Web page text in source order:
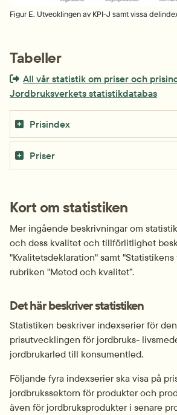
Figur E. Utvecklingen av KPI-J samt vissa
Tabeller
Extern länk som öppnas i nytt
All vår statistik om priser och
Jordbruksverkets statistikdatabas
Prisindex
Priser
Kort om statistiken
Mer ingående beskrivningar om
och dess kvalitet och tillförlitlighet
"Kvalitetsdeklaration" samt
rubriken "Metod och kvalitet”.
Det här beskriver statistiken
Statistiken beskriver indexserier för
prisutvecklingen för jordbruks-
jordbrukarled till konsumentled.
Följande fyra indexserier ska visa på
jordbrukssektorn för produkter och
även för jordbruksprodukter i senare